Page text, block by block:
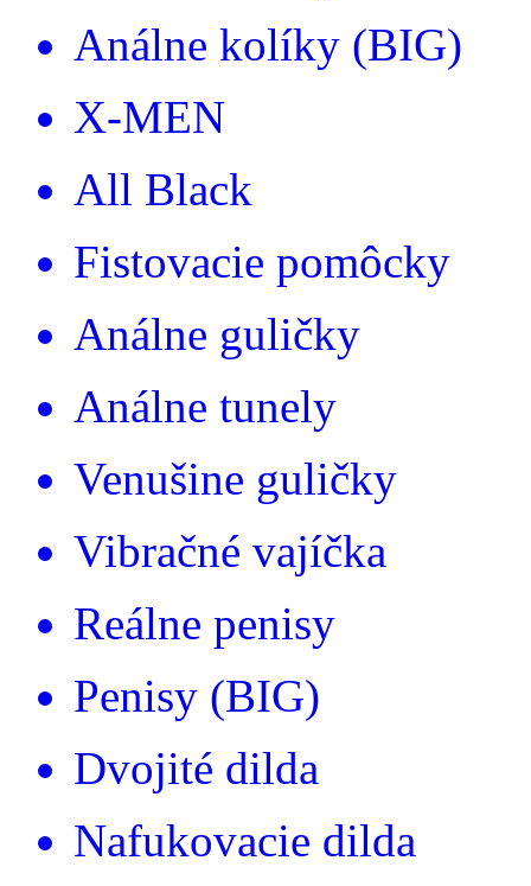
Análne kolíky (BIG)
X-MEN
All Black
Fistovacie pomôcky
Análne guličky
Análne tunely
Venušine guličky
Vibračné vajíčka
Reálne penisy
Penisy (BIG)
Dvojité dilda
Nafukovacie dilda